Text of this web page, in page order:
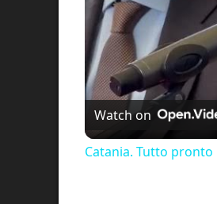
Watch on
Catania. Tutto pronto